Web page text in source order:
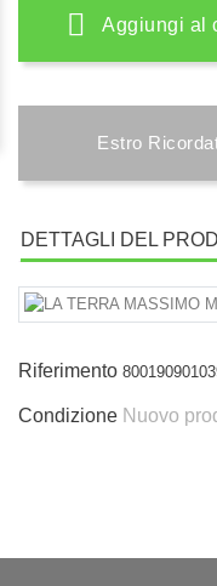
Aggiungi al
Estro
DETTAGLI DEL
Riferimento
Condizione Nuovo